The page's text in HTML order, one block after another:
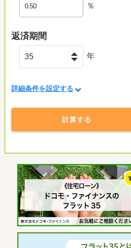
％
返済期間
年
詳細条件を設定する
計算する